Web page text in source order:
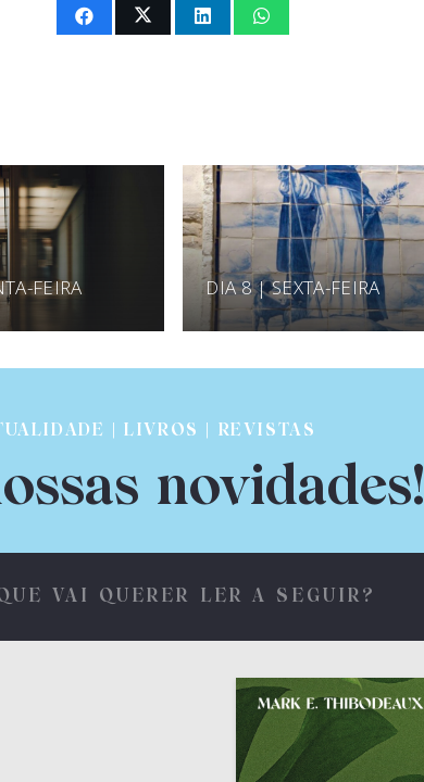
FEIRA DIA 8 | SEXTA-FEIRA
| LIVROS | REVISTAS
novidades!
VAI QUERER LER A SEGUIR?